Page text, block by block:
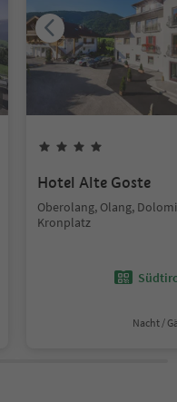
Hotel Alte Goste
Oberolang, Olang,
Kronplatz
Nacht /